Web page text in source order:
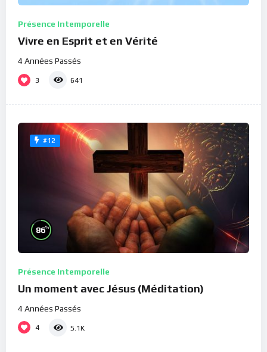
Présence Intemporelle
Vivre en Esprit et en Vérité
4 Années Passés
3 641
#12
86%
Présence Intemporelle
Un moment avec Jésus (Méditation)
4 Années Passés
4 5.1K